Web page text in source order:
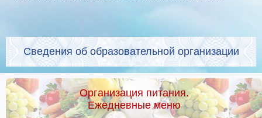
Сведения об образовательной организации
Организация питания.
Ежедневные меню